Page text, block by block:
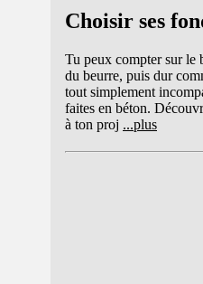
Choisir ses
Tu peux compter sur le
du beurre, puis dur
tout simplement
faites en béton.
à ton proj ...plus